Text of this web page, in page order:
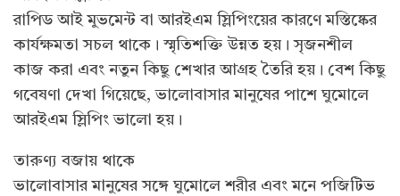
রাপিড আই মুভমেন্ট বা আরইএম স্লিপিংয়ের কারণে মস্তিষ্কের
কার্যক্ষমতা সচল থাকে। স্মৃতিশক্তি উন্নত হয়। সৃজনশীল
কাজ করা এবং নতুন কিছু শেখার আগ্রহ তৈরি হয়। বেশ কিছু
গবেষণা দেখা গিয়েছে, ভালোবাসার মানুষের পাশে ঘুমোলে
আরইএম স্লিপিং ভালো হয়।
তারুণ্য বজায় থাকে
ভালোবাসার মানুষের সঙ্গে ঘুমোলে শরীর এবং মনে পজিটিভ